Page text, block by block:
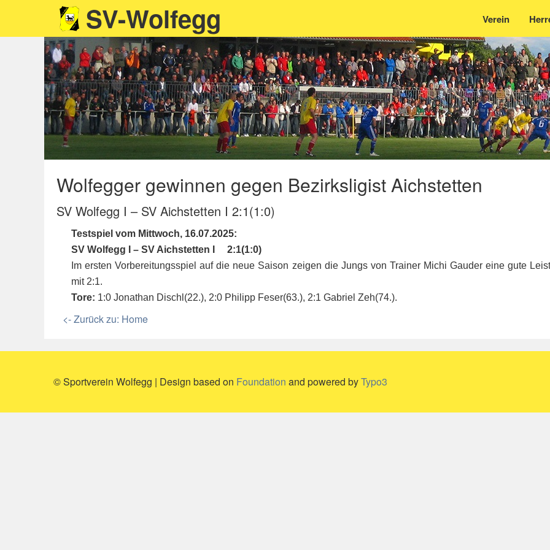
SV-Wolfegg Verein
Wolfegger gewinnen gegen Bezirksligist Aichstetten
SV Wolfegg I – SV Aichstetten I 2:1(1:0)
Testspiel vom Mittwoch, 16.07.2025:
SV Wolfegg I – SV Aichstetten
2:1(1:0)
Im ersten Vorbereitungsspiel auf die neue Saison zeigen die Jungs von Trainer Michi Gauder eine gute
mit 2:1.
Tore: 1:0 Jonathan Dischl(22.), 2:0 Philipp Feser(63.), 2:1 Gabriel Zeh(74.).
<- Zurück zu: Home
© Sportverein Wolfegg | Design based on Foundation and powered byTypo3